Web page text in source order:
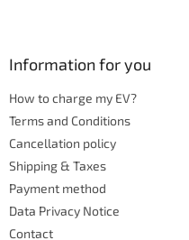
Information for you
How to charge my EV?
Terms and Conditions
Cancellation policy
Shipping & Taxes
Payment method
Data Privacy Notice
Contact